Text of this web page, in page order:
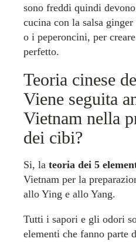
sono freddi quindi
cucina con la salsa
o i peperoncini, per
perfetto.
Teoria cinese
Viene seguita
Vietnam nella
dei cibi?
Si, la teoria dei 5
Vietnam per la
allo Ying e allo Yang.
Tutti i sapori e gli odori
elementi che fanno parte